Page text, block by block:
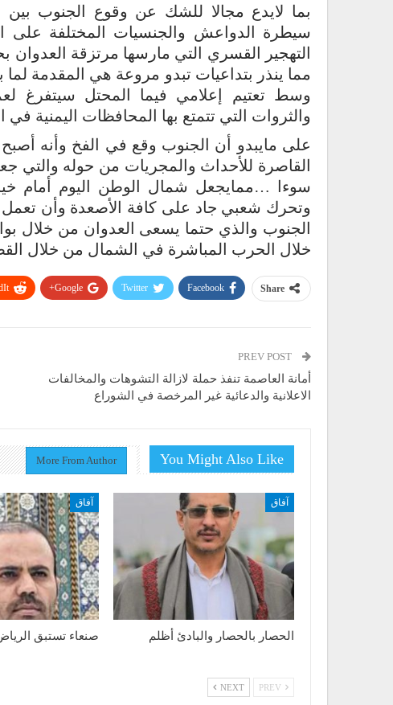
بما لايدع مجالا للشك عن وقوع الجنوب
سيطرة الدواعش والجنسيات المختلفة
التهجير القسري التي مارسها مرتزقة
مما ينذر بتداعيات تبدو مروعة هي المقدمة
وسط تعتيم إعلامي فيما المحتل سيتفرغ
والثروات التي تتمتع بها المحافظات اليمنية
على مايبدو أن الجنوب وقع في الفخ وأنه
القاصرة للأحداث والمجريات من حوله والتي
سوءا …ممايجعل شمال الوطن اليوم أمام
وتحرك شعبي جاد على كافة الأصعدة وأن
الجنوب والذي حتما يسعى العدوان من خلال
خلال الحرب المباشرة في الشمال من خلال
Share
Facebook
Twitter
Google+
أمانة العاصمة تنفذ حملة لازالة التشوهات والمخالفات
الاعلانية والدعائية غير المرخصة في الشوراع
You Might Also Like
More From Author
آفاق
الحصار بالحصار والبادئ أظلم
آفاق
صنعاء تستبق
NEXT